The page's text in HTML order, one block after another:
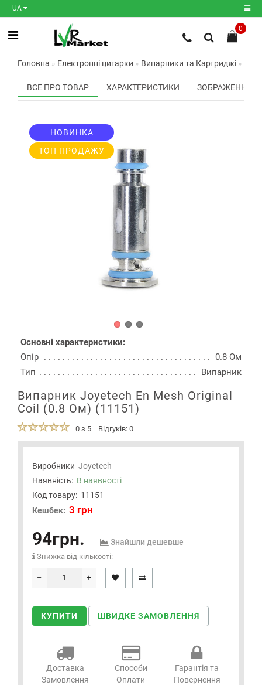
UA
Реєстрація
Авторизація
Мої
закладки0
0
Головна Електронні цигарки Випарники та Картриджі
ВСЕ ПРО ТОВАР ХАРАКТЕРИСТИКИ ЗОБРАЖЕННЯ
НОВИНКА
ТОП ПРОДАЖУ
Основні характеристики:
Опір
0.8 Ом
Тип
Випарник
Випарник Joyetech En Mesh Original
Coil (0.8 Ом) (11151)
0 з 5 Відгуків: 0
Виробники Joyetech
Наявність: В наявності
Код товару: 11151
Кешбек: 3 грн
94грн. Знайшли дешевше
Знижка від кількості:
КУПИТИ ШВИДКЕ ЗАМОВЛЕННЯ
Доставка
Замовлення
Способи
Оплати
Гарантія та
Повернення